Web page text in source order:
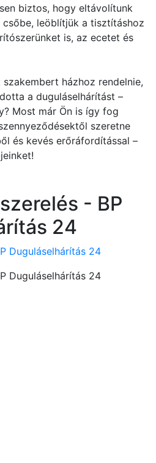
biztos, hogy eltávolítunk
csőbe, leöblítjük a tisztításhoz
is, az ecetet és
házhoz rendelnie,
a duguláselhárítást –
Most már Ön is így fog
szeretne
és kevés erőráfordítással –
- BP
24
Duguláselhárítás 24
Duguláselhárítás 24